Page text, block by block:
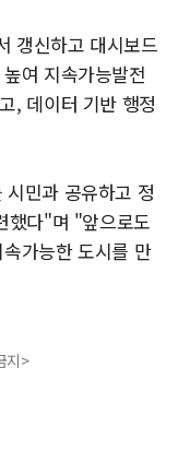
갱신하고 대시보드
여 지속가능발전
, 데이터 기반 행정
민과 공유하고 정
했다"며 "앞으로도
가능한 도시를 만
지>